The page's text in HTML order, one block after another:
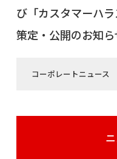
び「カスタマーハ
策定・公開のお知ら
コーポレートニュース